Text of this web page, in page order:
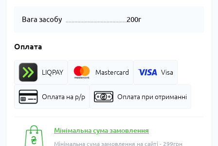
Вага засобу 200г
Оплата
LIQPAY Mastercard Visa
Оплата на р/р Оплата при отриманні
Мінімальна сума замовлення
Мінімальна сума замовлення на сайті - 299грн